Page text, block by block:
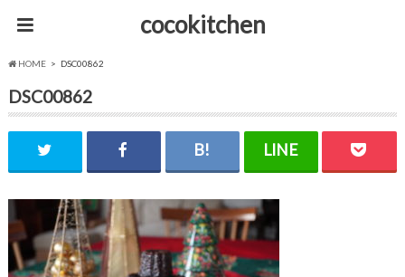
cocokitchen
HOME DSC00862
DSC00862